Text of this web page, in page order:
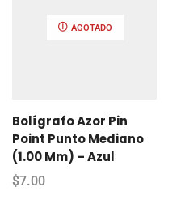
AGOTADO
Bolígrafo Azor Pin
Point Punto Mediano
(1.00 Mm) – Azul
$7.00